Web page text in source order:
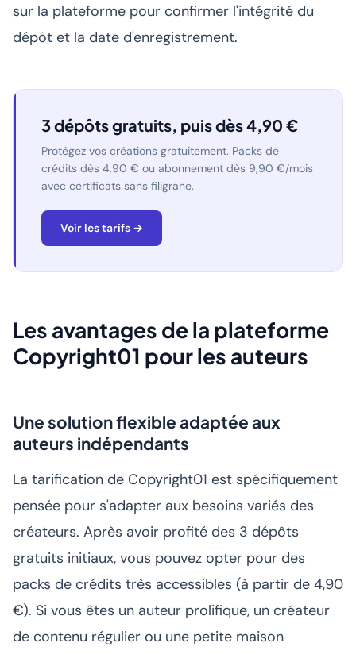
sur la plateforme pour confirmer l'intégrité du
dépôt et la date d'enregistrement.
3 dépôts gratuits, puis dès 4,90 €
Protégez vos créations gratuitement. Packs de
crédits dès 4,90 € ou abonnement dès 9,90 €/mois
avec certificats sans filigrane.
Voir les tarifs →
Les avantages de la plateforme
Copyright01 pour les auteurs
Une solution flexible adaptée aux
auteurs indépendants
La tarification de Copyright01 est spécifiquement
pensée pour s'adapter aux besoins variés des
créateurs. Après avoir profité des 3 dépôts
gratuits initiaux, vous pouvez opter pour des
packs de crédits très accessibles (à partir de 4,90
€). Si vous êtes un auteur prolifique, un créateur
de contenu régulier ou une petite maison